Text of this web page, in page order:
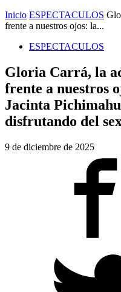
Inicio ESPECTACULOS
frente a nuestros ojos: la...
ESPECTACULOS
Gloria Carrá, la
frente a nuestros
Jacinta
disfrutando del
9 de diciembre de 2025